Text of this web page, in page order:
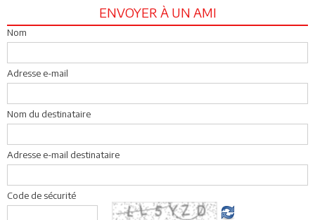
ENVOYER À UN AMI
Nom
Adresse e-mail
Nom du destinataire
Adresse e-mail destinataire
Code de sécurité